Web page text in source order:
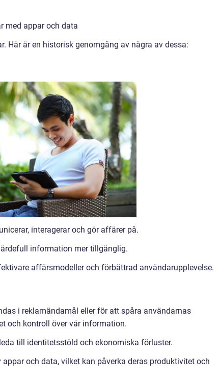
med appar och data
Här är en historisk genomgång av några av dessa:
interagerar och gör affärer på.
information mer tillgänglig.
affärsmodeller och förbättrad användarupplevelse.
i reklamändamål eller för att spåra användarnas
och kontroll över vår information.
till identitetsstöld och ekonomiska förluster.
och data, vilket kan påverka deras produktivitet och